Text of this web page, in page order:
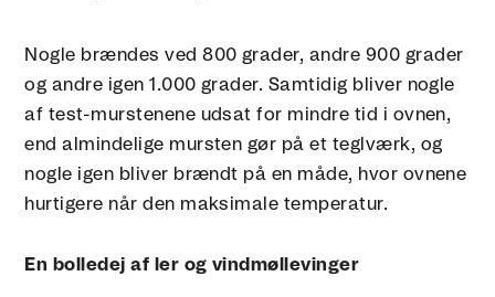
Nogle brændes ved 800 grader, andre 900 grader
og andre igen 1.000 grader. Samtidig bliver nogle
af test-murstenene udsat for mindre tid i ovnen,
end almindelige mursten gør på et teglværk, og
nogle igen bliver brændt på en måde, hvor ovnene
hurtigere når den maksimale temperatur.
En bolledej af ler og vindmøllevinger